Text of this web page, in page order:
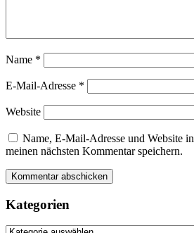
Name *
E-Mail-Adresse *
Website
Name, E-Mail-Adresse und Website
meinen nächsten Kommentar speichern.
Kategorien